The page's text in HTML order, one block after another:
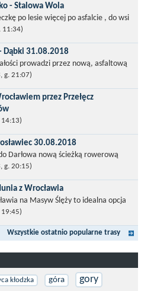
- Stalowa Wola
po lesie więcej po asfalcie , do wsi
siarki również nie ma , a ci co
11:34)
Dąbki 31.08.2018
prowadzi przez nową, asfaltową
do Iwięcina wzdłuż drogi 203).
g. 21:07)
przez Przełęcz
Wrocławiem, raczej płaska z jednym
Sulistrowicką od strony Olesznej.
30.08.2018
Darłowa nową ścieżką rowerową
gdzie na pierwszym rondzie zjazd
g. 20:15)
z Wrocławia
na Masyw Ślęży to idealna opcja
gravelowy). Zimą, kiedy nie ma śniegu,
Wszystkie ostatnio popularne trasy
kłodzka góra gory